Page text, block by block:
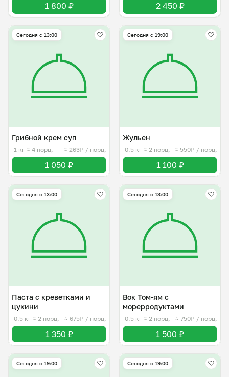
1 800 ₽ 2 450 ₽
Сегодня с 13:00
Грибной крем суп
1 кг ≈ 4 порц. ≈ 263₽ / порц.
1 050 ₽
Сегодня с 19:00
Жульен
0.5 кг ≈ 2 порц. ≈ 550₽ / порц.
1 100 ₽
Сегодня с 13:00
Паста с креветками и
цукини
0.5 кг ≈ 2 порц. ≈ 675₽ / порц.
1 350 ₽
Сегодня с 13:00
Вок Том-ям с
морерродуктами
0.5 кг ≈ 2 порц. ≈ 750₽ / порц.
1 500 ₽
Сегодня с 19:00 Сегодня с 19:00